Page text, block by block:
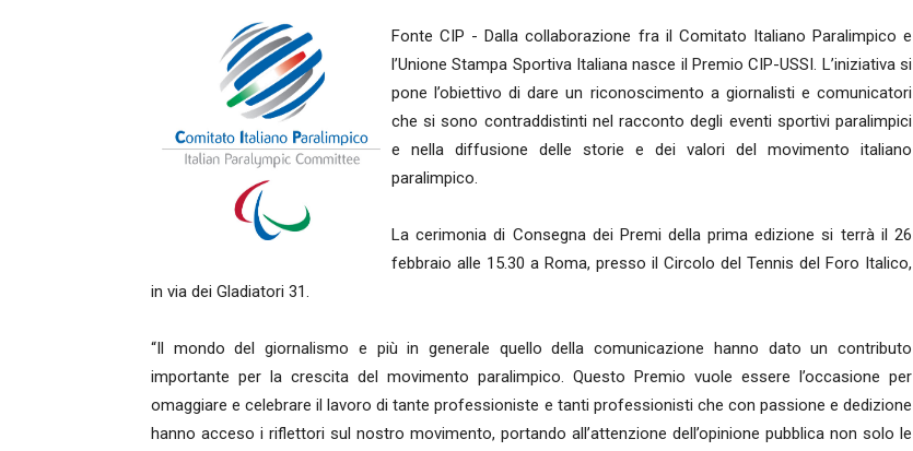
Fonte CIP - Dalla collaborazione fra il Comitato Italiano Paralimpico e
l’Unione Stampa Sportiva Italiana nasce il Premio CIP-USSI. L’iniziativa si
pone l’obiettivo di dare un riconoscimento a giornalisti e comunicatori
che si sono contraddistinti nel racconto degli eventi sportivi paralimpici
e nella diffusione delle storie e dei valori del movimento italiano
paralimpico.
La cerimonia di Consegna dei Premi della prima edizione si terrà il 26
febbraio alle 15.30 a Roma, presso il Circolo del Tennis del Foro Italico,
in via dei Gladiatori 31.
“Il mondo del giornalismo e più in generale quello della comunicazione hanno dato un contributo
importante per la crescita del movimento paralimpico. Questo Premio vuole essere l’occasione per
omaggiare e celebrare il lavoro di tante professioniste e tanti professionisti che con passione e dedizione
hanno acceso i riflettori sul nostro movimento, portando all’attenzione dell’opinione pubblica non solo le